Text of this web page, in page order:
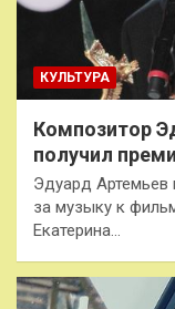
КУЛЬТУРА
Композитор
получил
Эдуард Артемьев
за музыку к
Екатерина…